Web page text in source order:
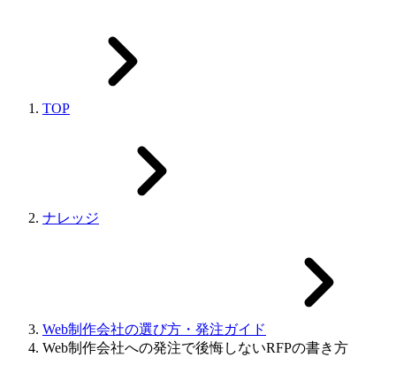
TOP
ナレッジ
Web制作会社の選び方・発注ガイド
Web制作会社への発注で後悔しないRFPの書き方